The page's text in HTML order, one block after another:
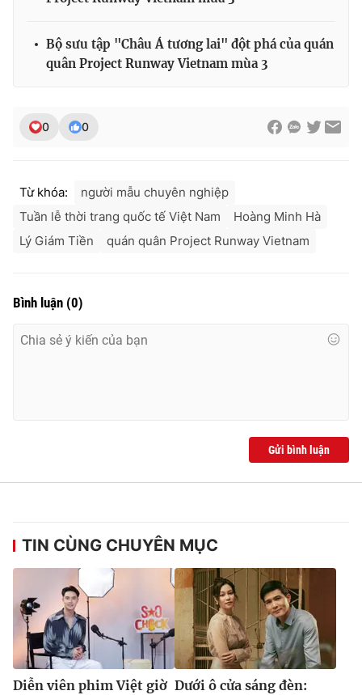
Ðiện thoại Thời báo VTV:
024.66 897 897
Liên hệ quảng cáo:
024-7300.7108
thuận bằng văn bản. Ghi rõ nguồn VTV.vn khi phát hành lại
thông tin từ website này.
Bộ sưu tập "Châu Á tương lai" đột phá của quán
quân Project Runway Vietnam mùa 3
0 0
Từ khóa:
người mẫu chuyên nghiệp
Tuần lễ thời trang quốc tế Việt Nam
Hoàng Minh Hà
Lý Giám Tiền
quán quân Project Runway Vietnam
Bình luận (0)
Gửi bình luận
TIN CÙNG CHUYÊN MỤC
Diễn viên phim Việt giờ Dưới ô cửa sáng đèn: